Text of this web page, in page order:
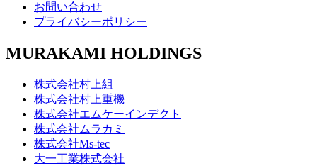
お問い合わせ
プライバシーポリシー
MURAKAMI HOLDINGS
株式会社村上組
株式会社村上重機
株式会社エムケーインデクト
株式会社ムラカミ
株式会社Ms-tec
大一工業株式会社